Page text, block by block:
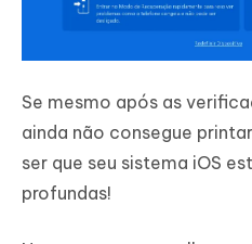
Se mesmo após as
ainda não consegue
ser que seu sistema iOS
profundas!